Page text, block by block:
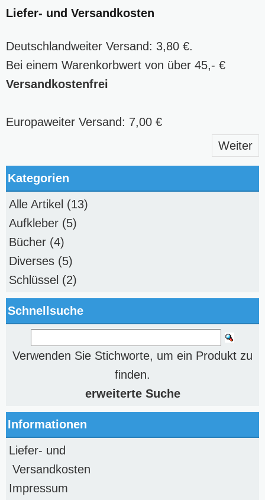
Liefer- und Versandkosten
Deutschlandweiter Versand: 3,80 €.
Bei einem Warenkorbwert von über 45,- €
Versandkostenfrei
Europaweiter Versand: 7,00 €
Weiter
Kategorien
Alle Artikel (13)
Aufkleber (5)
Bücher (4)
Diverses (5)
Schlüssel (2)
Schnellsuche
Verwenden Sie Stichworte, um ein Produkt zu
finden.
erweiterte Suche
Informationen
Liefer- und
Versandkosten
Impressum